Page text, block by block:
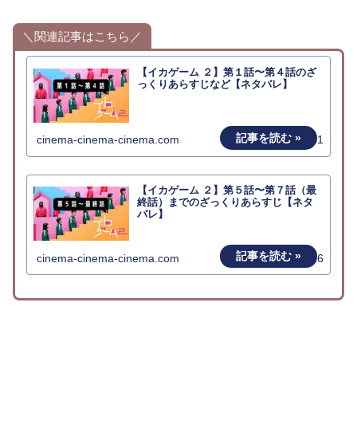
＼関連記事はこちら／
【イカゲーム ２】第１話〜第４話のざ
っくりあらすじなど【ネタバレ】
cinema-cinema-cinema.com 2025.01.11
【イカゲーム ２】第５話〜第７話（最
終話）までのざっくりあらすじ【ネタ
バレ】
cinema-cinema-cinema.com 2025.01.16